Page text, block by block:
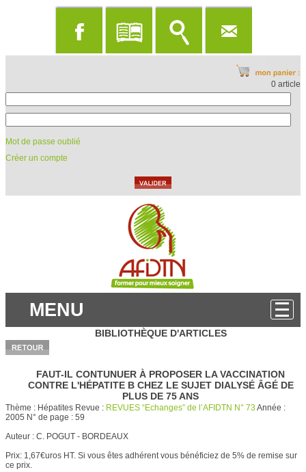
0 article
Mot de passe oublié
Créer un compte
MENU
BIBLIOTHÈQUE D'ARTICLES
FAUT-IL CONTUNUER À PROPOSER LA VACCINATION
CONTRE L'HÉPATITE B CHEZ LE SUJET DIALYSÉ ÂGÉ DE
PLUS DE 75 ANS
Thème : Hépatites Revue : REVUES “Echanges” de l’AFIDTN N° 73 Année :
2005 N° de page : 59
Auteur : C. POGUT - BORDEAUX
Prix: 1,67€uros HT. Si vous êtes adhérent vous bénéficiez de 5% de remise sur
ce prix.